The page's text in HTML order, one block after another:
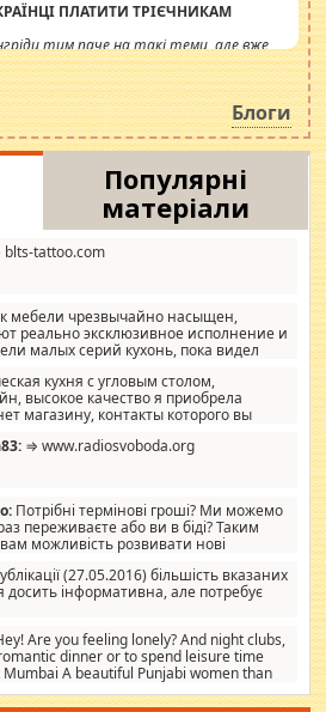
ПЛАТИТИ ТРІЄЧНИКАМ
тим паче на такі теми, але вже
Обурюють сьогоднішні інсенуації
питання. Штучно
одна соціальна катастрофа.
Блоги
Популярні
матеріали
tattoo.com
мебели чрезвычайно насыщен,
реально эксклюзивное исполнение и
малых серий кухонь, пока видел
креативненько и что главное -
без ненужных наворотов удорожающих
фактор.
кухня с угловым столом,
высокое качество я приобрела
магазину, контакты которого вы
⇒ www.radiosvoboda.org
Потрібні термінові гроші? Ми можемо
переживаєте або ви в біді? Таким
можливість розвивати нові
дати їм шанс. Кожен
і, оскільки влада не зможе, вони
Для нас нема багато суми, і зрілість
сум і нічого іншого. Не чекайте і не
суму, яку ви хочете подати, і ми
варіантами. зв'яжіться з нами
Вам потрібні термінові
(27.05.2016) більшість вказаних
досить інформативна, але потребує
Are you feeling lonely? And night clubs,
dinner or to spend leisure time
A beautiful Punjabi women than
that you guys feel like 5 star luxury
in their search for loved solitaire free